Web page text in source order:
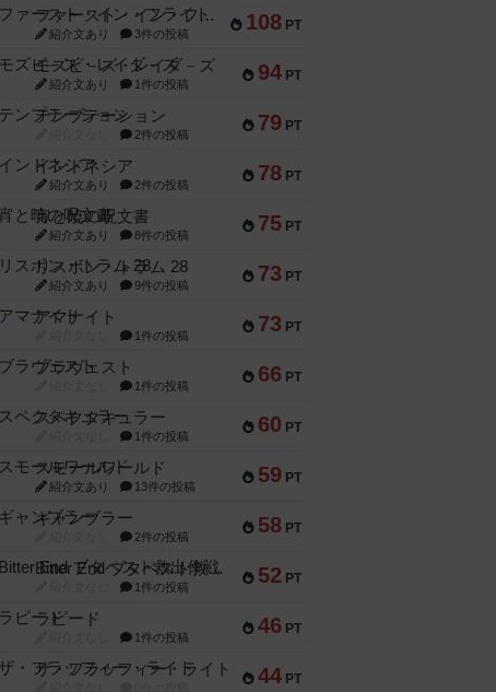
108 PT
ファースト・イン・フライト
紹介文あり 3件の投稿
94 PT
モズビ－ズ・レイダ－ズ
紹介文あり 1件の投稿
79 PT
テンプテーション
2件の投稿
78 PT
インドネシア
紹介文あり 2件の投稿
75 PT
宵と暁の呪文書
紹介文あり 8件の投稿
73 PT
リスボン・トラム 28
紹介文あり 9件の投稿
73 PT
アマナイト
1件の投稿
66 PT
ブラヴェスト
1件の投稿
60 PT
スペクタキュラー
1件の投稿
59 PT
スモールワールド
紹介文あり 13件の投稿
58 PT
ギャンブラー
2件の投稿
52 PT
Bitter End ブタペスト救出作戦
1件の投稿
46 PT
ラピード
1件の投稿
44 PT
ザ・フラッフィー・ライト